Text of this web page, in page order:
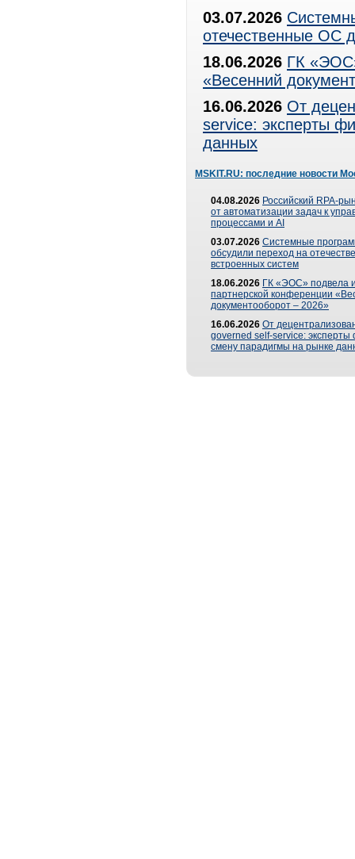
03.07.2026
отечественные ОС
18.06.2026 ГК
«Весенний
16.06.2026 От
service: эксперты
данных
MSKIT.RU: последние новости
04.08.2026 Российский RPA-
от автоматизации задач к
процессами и AI
03.07.2026 Системные
обсудили переход на
встроенных систем
18.06.2026 ГК «ЭОС» подвела
партнерской конференции
документооборот – 2026»
16.06.2026 От
governed self-service: эксперты
смену парадигмы на рынке